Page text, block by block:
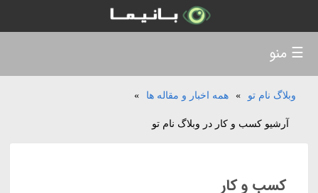
وبلاگ نام تو » همه اخبار و مقاله ها »
آرشیو کسب و کار در وبلاگ نام تو
کسب و کار
☰ منو